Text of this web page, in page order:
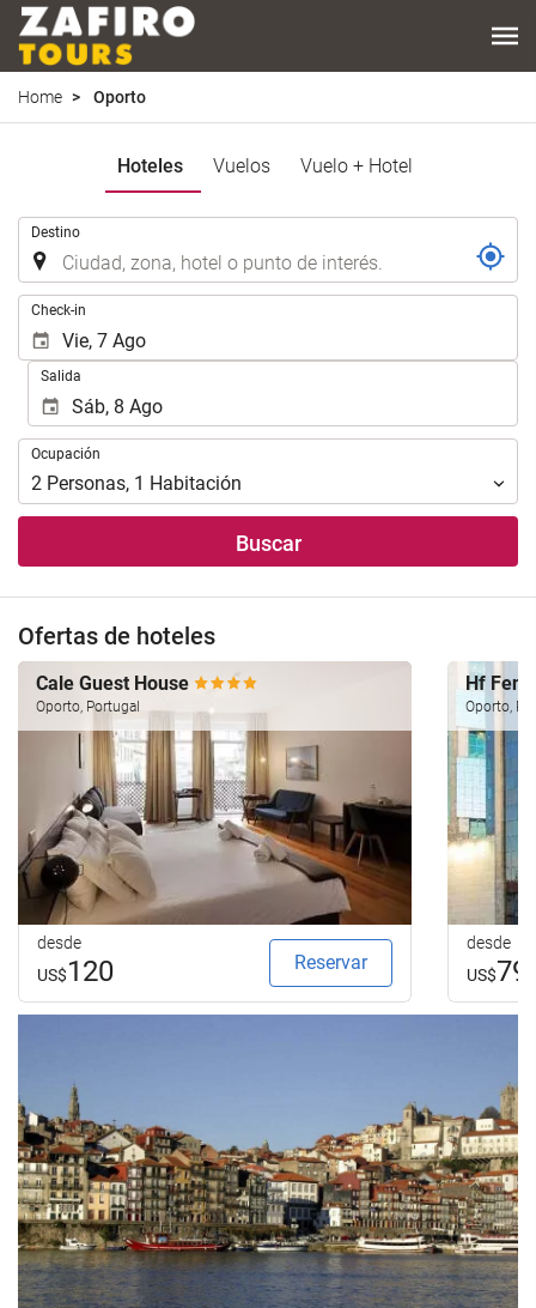
Home Oporto
Hoteles Vuelos Vuelo + Hotel
Destino
Check-in
Salida
Ocupación
Ocupación
2 Personas, 1 Habitación
Buscar
Ofertas de hoteles
Cale Guest House
Oporto, Portugal
desde
US$120 Reservar
Hf
Oporto,
desde
US$79